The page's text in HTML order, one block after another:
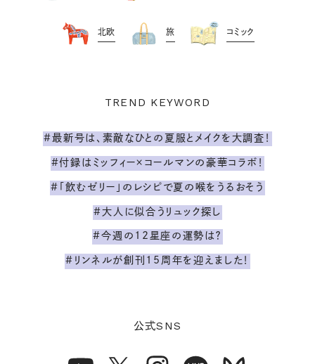
北欧 旅 コミック
TREND KEYWORD
#最新号は、素敵なひとの夏服とメイクを大調査！
#付録はミッフィー×コールマンの豪華コラボ！
#「飲むゼリー」のレシピで夏の喉をうるおそう
#大人に似合うリュック探し
#今週の12星座の運勢は？
#リンネルが創刊15周年を迎えました！
公式SNS